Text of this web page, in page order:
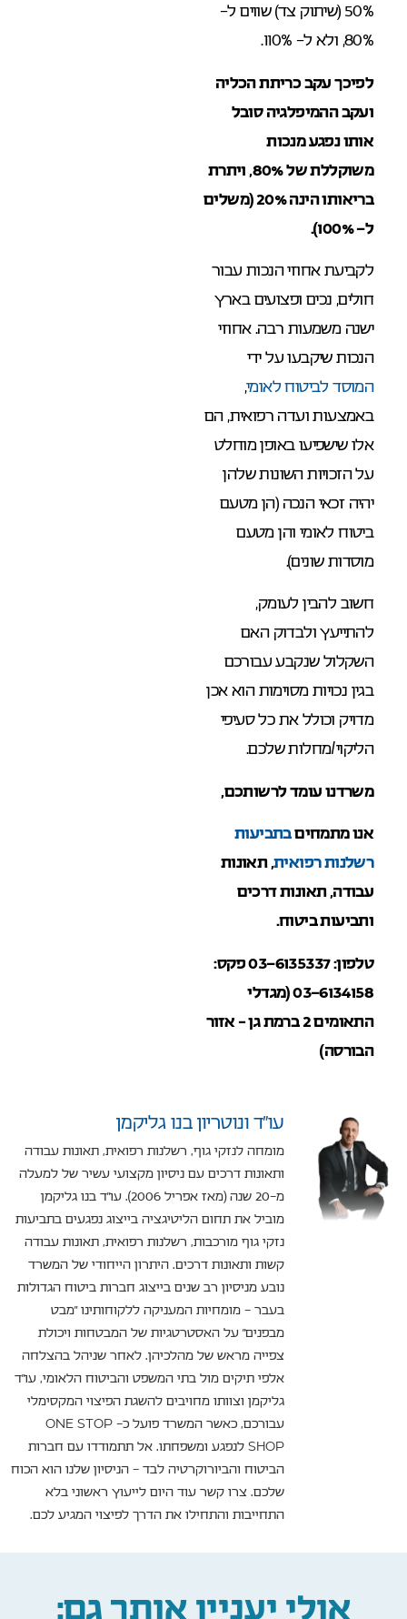
50% (שיתוק צד) שווים ל-
80%, ולא ל- 110%.
לפיכך עקב כריתת הכליה
ועקב ההמיפלגיה סובל
אותו נפגע מנכות
משוקללת של 80%, ויתרת
בריאותו הינה 20% (משלים
ל- 100%).
לקביעת אחוזי הנכות עבור
חולים, נכים ופצועים בארץ
ישנה משמעות רבה. אחוזי
הנכות שיקבעו על ידי
המוסד לביטוח לאומי,
באמצעות ועדה רפואית, הם
אלו שישפיעו באופן מוחלט
על הזכויות השונות שלהן
יהיה זכאי הנכה (הן מטעם
ביטוח לאומי והן מטעם
מוסדות שונים).
חשוב להבין לעומק,
להתייעץ ולבדוק האם
השקלול שנקבע עבורכם
בגין נכויות מסוימות הוא אכן
מדויק וכולל את כל סעיפי
הליקוי/מחלות שלכם.
משרדנו עומד לרשותכם,
אנו מתמחיםבתביעות
רשלנות רפואית, תאונות
עבודה, תאונות דרכים
ותביעות ביטוח.
טלפון: 03-6135337 פקס:
03-6134158 (מגדלי
התאומים 2 ברמת גן – אזור
הבורסה)
עו”ד ונוטריון בנו גליקמן
מומחה לנזקי גוף, רשלנות רפואית, תאונות עבודה
ותאונות דרכים עם ניסיון מקצועי עשיר של למעלה
מ-20 שנה (מאז אפריל 2006). עו"ד בנו גליקמן
מוביל את תחום הליטיגציה בייצוג נפגעים בתביעות
נזקי גוף מורכבות, רשלנות רפואית, תאונות עבודה
קשות ותאונות דרכים. היתרון הייחודי של המשרד
נובע מניסיון רב שנים בייצוג חברות ביטוח הגדולות
בעבר – מומחיות המעניקה ללקוחותינו "מבט
מבפנים" על האסטרטגיות של המבטחות ויכולת
צפייה מראש של מהלכיהן. לאחר שניהל בהצלחה
אלפי תיקים מול בתי המשפט והביטוח הלאומי, עו"ד
גליקמן וצוותו מחויבים להשגת הפיצוי המקסימלי
עבורכם, כאשר המשרד פועל כ- ONE STOP
SHOP לנפגע ומשפחתו. אל תתמודדו עם חברות
הביטוח והביורוקרטיה לבד – הניסיון שלנו הוא הכוח
שלכם. צרו קשר עוד היום לייעוץ ראשוני בלא
התחייבות והתחילו את הדרך לפיצוי המגיע לכם.
אולי יעניין אותך גם: